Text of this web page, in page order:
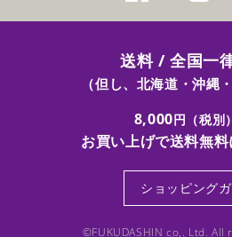
送料 / 全国一
（但し、北海道・沖縄
8,000円（税別
お買い上げで送料無料
ショッピング
©FUKUDASHIN co,. Ltd. All